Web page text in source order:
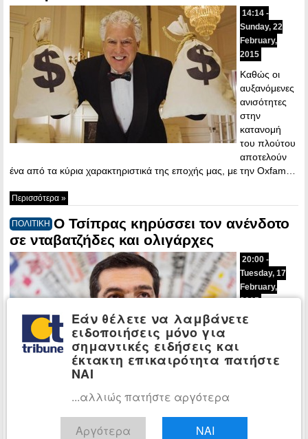
14:14 -
Sunday, 22
February,
2015
Καθώς οι
αυξανόμενες
ανισότητες
στην
κατανομή
του πλούτου
αποτελούν
ένα από τα κύρια χαρακτηριστικά της εποχής μας, με την Oxfam…
Περισσότερα »
ΠΟΛΙΤΙΚΗ Ο Τσίπρας κηρύσσει τον ανένδοτο
σε νταβατζήδες και ολιγάρχες
20:00 -
Tuesday, 17
February,
2015
Την ώρα που
διαπραγματεύσεις με τους δανειστές βρίσκονται σε οριακό σημείο
και σε πλήρη εξέλιξη, ο Αλέξης Τσίπρας ξεκινά…
Εάν θέλετε να λαμβάνετε
ειδοποιήσεις μόνο για
σημαντικές ειδήσεις και
έκτακτη επικαιρότητα πατήστε
ΝΑΙ
...αλλιώς πατήστε αργότερα
Αργότερα ΝΑΙ